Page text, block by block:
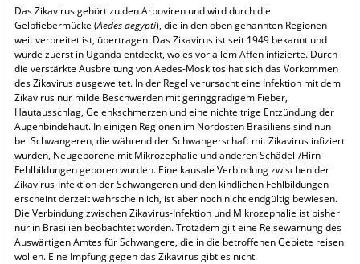
Das Zikavirus gehört zu den Arboviren und wird durch die
Gelbfiebermücke (Aedes aegypti), die in den oben genannten Regionen
weit verbreitet ist, übertragen. Das Zikavirus ist seit 1949 bekannt und
wurde zuerst in Uganda entdeckt, wo es vor allem Affen infizierte. Durch
die verstärkte Ausbreitung von Aedes-Moskitos hat sich das Vorkommen
des Zikavirus ausgeweitet. In der Regel verursacht eine Infektion mit dem
Zikavirus nur milde Beschwerden mit geringgradigem Fieber,
Hautausschlag, Gelenkschmerzen und eine nichteitrige Entzündung der
Augenbindehaut. In einigen Regionen im Nordosten Brasiliens sind nun
bei Schwangeren, die während der Schwangerschaft mit Zikavirus infiziert
wurden, Neugeborene mit Mikrozephalie und anderen Schädel-/Hirn-
Fehlbildungen geboren wurden. Eine kausale Verbindung zwischen der
Zikavirus-Infektion der Schwangeren und den kindlichen Fehlbildungen
erscheint derzeit wahrscheinlich, ist aber noch nicht endgültig bewiesen.
Die Verbindung zwischen Zikavirus-Infektion und Mikrozephalie ist bisher
nur in Brasilien beobachtet worden. Trotzdem gilt eine Reisewarnung des
Auswärtigen Amtes für Schwangere, die in die betroffenen Gebiete reisen
wollen. Eine Impfung gegen das Zikavirus gibt es nicht.